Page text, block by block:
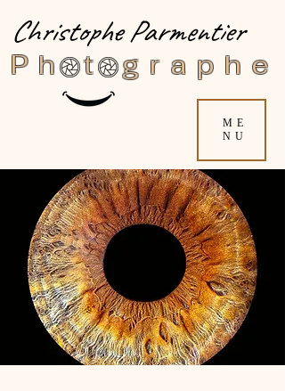
ME
NU
Christophe Parmentier
Ph t graphe